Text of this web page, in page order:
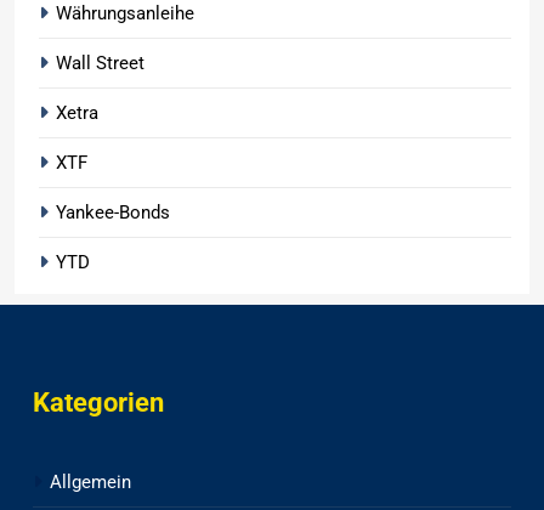
Währungsanleihe
Wall Street
Xetra
XTF
Yankee-Bonds
YTD
Kategorien
Allgemein